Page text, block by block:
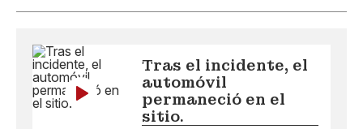
Tras el incidente, el
automóvil
permaneció en el
sitio.